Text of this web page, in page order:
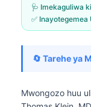
🩺 Imekaguliwa
✅ Inayotegemea
🔄 Tarehe ya
Mwongozo huu